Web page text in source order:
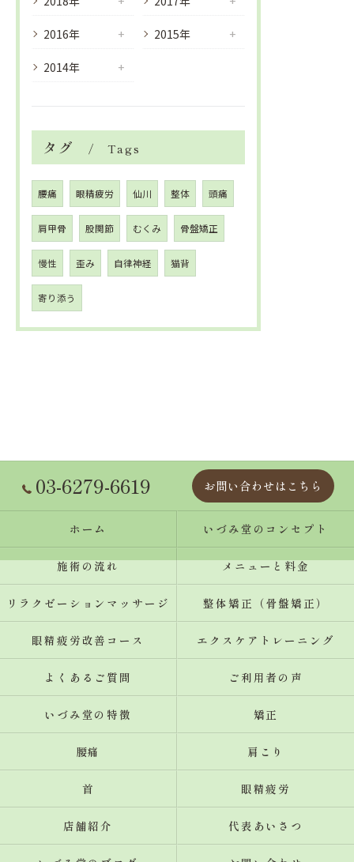
2016年 2015年
2014年
タグ Tags
腰痛 眼精疲労 仙川 整体 頭痛
肩甲骨 股関節 むくみ 骨盤矯正
慢性 歪み 自律神経 猫背
寄り添う
03-6279-6619 お問い合わせはこちら
ホーム いづみ堂のコンセプト
施術の流れ メニューと料金
リラクゼーションマッサージ 整体矯正（骨盤矯正）
眼精疲労改善コース エクスケアトレーニング
よくあるご質問 ご利用者の声
いづみ堂の特徴 矯正
腰痛 肩こり
首 眼精疲労
店舗紹介 代表あいさつ